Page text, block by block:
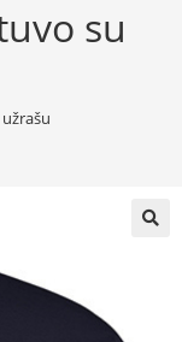
su